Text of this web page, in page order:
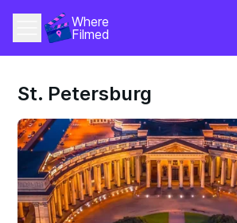
Where
Filmed
St. Petersburg